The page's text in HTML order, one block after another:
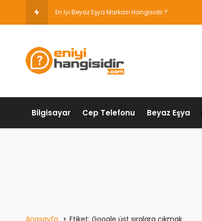
En İyi Beyaz Eşya Markası Hangisidir ?
Bilgisayar Cep Telefonu Beyaz Eşya
Anasayfa Etiket: Google üst sıralara çıkmak